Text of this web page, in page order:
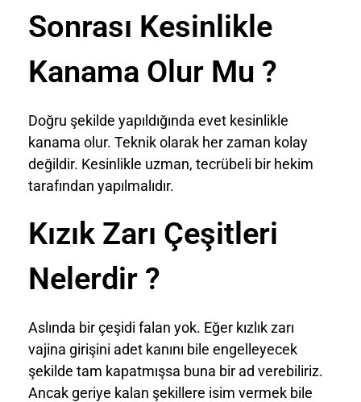
Sonrası Kesinlikle
Kanama Olur Mu ?
Doğru şekilde yapıldığında evet kesinlikle
kanama olur. Teknik olarak her zaman kolay
değildir. Kesinlikle uzman, tecrübeli bir hekim
tarafından yapılmalıdır.
Kızık Zarı Çeşitleri
Nelerdir ?
Aslında bir çeşidi falan yok. Eğer kızlık zarı
vajina girişini adet kanını bile engelleyecek
şekilde tam kapatmışsa buna bir ad verebiliriz.
Ancak geriye kalan şekillere isim vermek bile